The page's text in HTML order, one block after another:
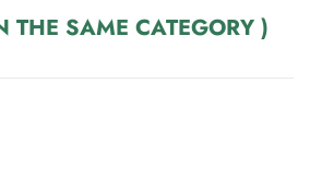
THE SAME CATEGORY )